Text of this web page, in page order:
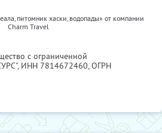
питомник хаски, водопады» от компании
Charm Travel
с ограниченной
ИНН 7814672460, ОГРН